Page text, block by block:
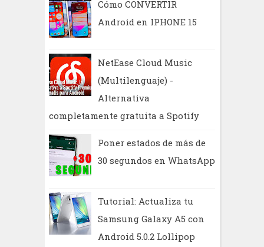
Cómo CONVERTIR
Android en IPHONE 15
NetEase Cloud Music
(Multilenguaje) -
Alternativa
completamente gratuita a Spotify
Poner estados de más de
30 segundos en WhatsApp
Tutorial: Actualiza tu
Samsung Galaxy A5 con
Android 5.0.2 Lollipop